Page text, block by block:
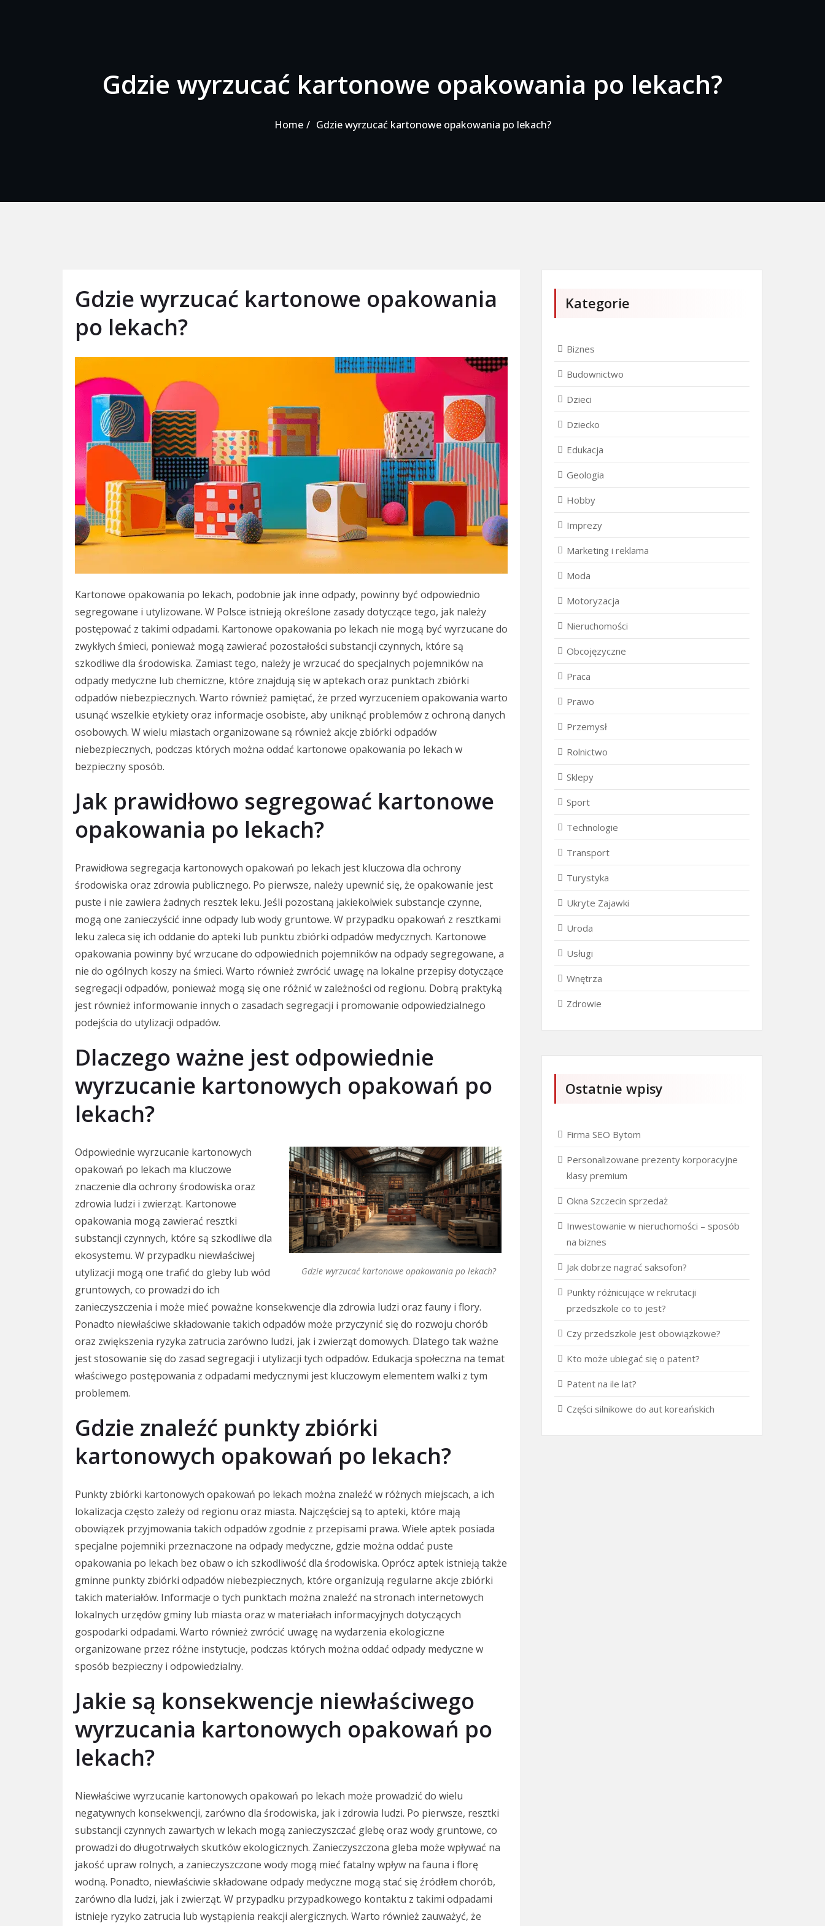
Gdzie wyrzucać kartonowe opakowania po lekach?
Home Gdzie wyrzucać kartonowe opakowania po lekach?
Gdzie wyrzucać kartonowe opakowania
po lekach?
Kartonowe opakowania po lekach, podobnie jak inne odpady, powinny być odpowiednio
segregowane i utylizowane. W Polsce istnieją określone zasady dotyczące tego, jak należy
postępować z takimi odpadami. Kartonowe opakowania po lekach nie mogą być wyrzucane do
zwykłych śmieci, ponieważ mogą zawierać pozostałości substancji czynnych, które są
szkodliwe dla środowiska. Zamiast tego, należy je wrzucać do specjalnych pojemników na
odpady medyczne lub chemiczne, które znajdują się w aptekach oraz punktach zbiórki
odpadów niebezpiecznych. Warto również pamiętać, że przed wyrzuceniem opakowania warto
usunąć wszelkie etykiety oraz informacje osobiste, aby uniknąć problemów z ochroną danych
osobowych. W wielu miastach organizowane są również akcje zbiórki odpadów
niebezpiecznych, podczas których można oddać kartonowe opakowania po lekach w
bezpieczny sposób.
Jak prawidłowo segregować kartonowe
opakowania po lekach?
Prawidłowa segregacja kartonowych opakowań po lekach jest kluczowa dla ochrony
środowiska oraz zdrowia publicznego. Po pierwsze, należy upewnić się, że opakowanie jest
puste i nie zawiera żadnych resztek leku. Jeśli pozostaną jakiekolwiek substancje czynne,
mogą one zanieczyścić inne odpady lub wody gruntowe. W przypadku opakowań z resztkami
leku zaleca się ich oddanie do apteki lub punktu zbiórki odpadów medycznych. Kartonowe
opakowania powinny być wrzucane do odpowiednich pojemników na odpady segregowane, a
nie do ogólnych koszy na śmieci. Warto również zwrócić uwagę na lokalne przepisy dotyczące
segregacji odpadów, ponieważ mogą się one różnić w zależności od regionu. Dobrą praktyką
jest również informowanie innych o zasadach segregacji i promowanie odpowiedzialnego
podejścia do utylizacji odpadów.
Dlaczego ważne jest odpowiednie
wyrzucanie kartonowych opakowań po
lekach?
Gdzie wyrzucać kartonowe opakowania po lekach?
Odpowiednie wyrzucanie kartonowych
opakowań po lekach ma kluczowe
znaczenie dla ochrony środowiska oraz
zdrowia ludzi i zwierząt. Kartonowe
opakowania mogą zawierać resztki
substancji czynnych, które są szkodliwe dla
ekosystemu. W przypadku niewłaściwej
utylizacji mogą one trafić do gleby lub wód
gruntowych, co prowadzi do ich
zanieczyszczenia i może mieć poważne konsekwencje dla zdrowia ludzi oraz fauny i flory.
Ponadto niewłaściwe składowanie takich odpadów może przyczynić się do rozwoju chorób
oraz zwiększenia ryzyka zatrucia zarówno ludzi, jak i zwierząt domowych. Dlatego tak ważne
jest stosowanie się do zasad segregacji i utylizacji tych odpadów. Edukacja społeczna na temat
właściwego postępowania z odpadami medycznymi jest kluczowym elementem walki z tym
problemem.
Gdzie znaleźć punkty zbiórki
kartonowych opakowań po lekach?
Punkty zbiórki kartonowych opakowań po lekach można znaleźć w różnych miejscach, a ich
lokalizacja często zależy od regionu oraz miasta. Najczęściej są to apteki, które mają
obowiązek przyjmowania takich odpadów zgodnie z przepisami prawa. Wiele aptek posiada
specjalne pojemniki przeznaczone na odpady medyczne, gdzie można oddać puste
opakowania po lekach bez obaw o ich szkodliwość dla środowiska. Oprócz aptek istnieją także
gminne punkty zbiórki odpadów niebezpiecznych, które organizują regularne akcje zbiórki
takich materiałów. Informacje o tych punktach można znaleźć na stronach internetowych
lokalnych urzędów gminy lub miasta oraz w materiałach informacyjnych dotyczących
gospodarki odpadami. Warto również zwrócić uwagę na wydarzenia ekologiczne
organizowane przez różne instytucje, podczas których można oddać odpady medyczne w
sposób bezpieczny i odpowiedzialny.
Jakie są konsekwencje niewłaściwego
wyrzucania kartonowych opakowań po
lekach?
Niewłaściwe wyrzucanie kartonowych opakowań po lekach może prowadzić do wielu
negatywnych konsekwencji, zarówno dla środowiska, jak i zdrowia ludzi. Po pierwsze, resztki
substancji czynnych zawartych w lekach mogą zanieczyszczać glebę oraz wody gruntowe, co
prowadzi do długotrwałych skutków ekologicznych. Zanieczyszczona gleba może wpływać na
jakość upraw rolnych, a zanieczyszczone wody mogą mieć fatalny wpływ na fauna i florę
wodną. Ponadto, niewłaściwie składowane odpady medyczne mogą stać się źródłem chorób,
zarówno dla ludzi, jak i zwierząt. W przypadku przypadkowego kontaktu z takimi odpadami
istnieje ryzyko zatrucia lub wystąpienia reakcji alergicznych. Warto również zauważyć, że
Kategorie
Biznes
Budownictwo
Dzieci
Dziecko
Edukacja
Geologia
Hobby
Imprezy
Marketing i reklama
Moda
Motoryzacja
Nieruchomości
Obcojęzyczne
Praca
Prawo
Przemysł
Rolnictwo
Sklepy
Sport
Technologie
Transport
Turystyka
Ukryte Zajawki
Uroda
Usługi
Wnętrza
Zdrowie
Ostatnie wpisy
Firma SEO Bytom
Personalizowane prezenty korporacyjne
klasy premium
Okna Szczecin sprzedaż
Inwestowanie w nieruchomości – sposób
na biznes
Jak dobrze nagrać saksofon?
Punkty różnicujące w rekrutacji
przedszkole co to jest?
Czy przedszkole jest obowiązkowe?
Kto może ubiegać się o patent?
Patent na ile lat?
Części silnikowe do aut koreańskich